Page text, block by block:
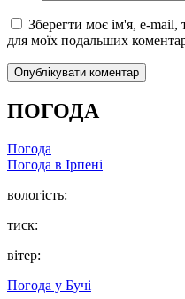
Зберегти моє ім'я, e-mail,
для моїх подальших
ПОГОДА
Погода
Погода в Ірпені
вологість:
тиск:
вітер:
Погода у Бучі